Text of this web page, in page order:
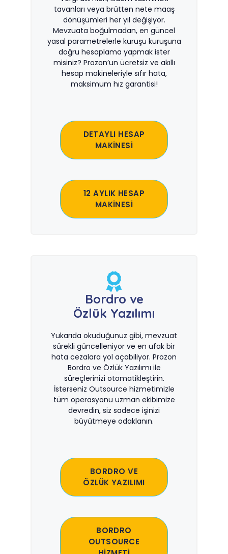
tavanları veya brütten nete maaş
dönüşümleri her yıl değişiyor.
Mevzuata boğulmadan, en güncel
yasal parametrelerle kuruşu kuruşuna
doğru hesaplama yapmak ister
misiniz? Prozon’un ücretsiz ve akıllı
hesap makineleriyle sıfır hata,
maksimum hız garantisi!
DETAYLI HESAP
MAKİNESİ
12 AYLIK HESAP
MAKİNESİ
Bordro ve
Özlük Yazılımı
Yukarıda okuduğunuz gibi, mevzuat
sürekli güncelleniyor ve en ufak bir
hata cezalara yol açabiliyor. Prozon
Bordro ve Özlük Yazılımı ile
süreçlerinizi otomatikleştirin.
İsterseniz Outsource hizmetimizle
tüm operasyonu uzman ekibimize
devredin, siz sadece işinizi
büyütmeye odaklanın.
BORDRO VE
ÖZLÜK YAZILIMI
BORDRO
OUTSOURCE